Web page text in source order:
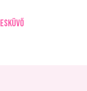
ESKÜVŐ